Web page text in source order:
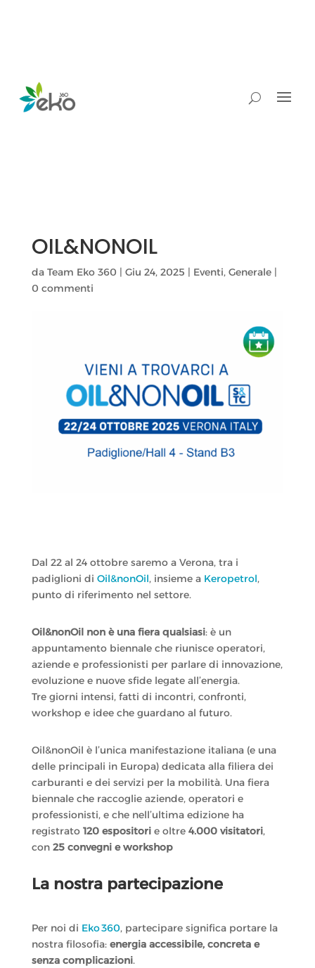
OIL&NONOIL
da Team Eko 360 | Giu 24, 2025 | Eventi, Generale|
0 commenti
Dal 22 al 24 ottobre saremo a Verona, tra i
padiglioni di Oil&nonOil, insieme a Keropetrol,
punto di riferimento nel settore.
Oil&nonOil non è una fiera qualsiasi: è un
appuntamento biennale che riunisce operatori,
aziende e professionisti per parlare di innovazione,
evoluzione e nuove sfide legate all’energia.
Tre giorni intensi, fatti di incontri, confronti,
workshop e idee che guardano al futuro.
Oil&nonOil è l’unica manifestazione italiana (e una
delle principali in Europa) dedicata alla filiera dei
carburanti e dei servizi per la mobilità. Una fiera
biennale che raccoglie aziende, operatori e
professionisti, e che nell’ultima edizione ha
registrato 120 espositorie oltre 4.000 visitatori,
con 25 convegni e workshop
La nostra partecipazione
Per noi di Eko 360, partecipare significa portare la
nostra filosofia: energia accessibile, concreta e
senza complicazioni.